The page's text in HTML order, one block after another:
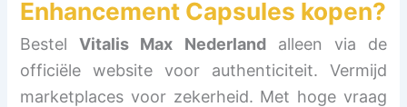
Enhancement Capsules kopen?
BestelVitalis Max Nederlandalleen via de
officiële website voor authenticiteit. Vermijd
marketplaces voor zekerheid. Met hoge vraag